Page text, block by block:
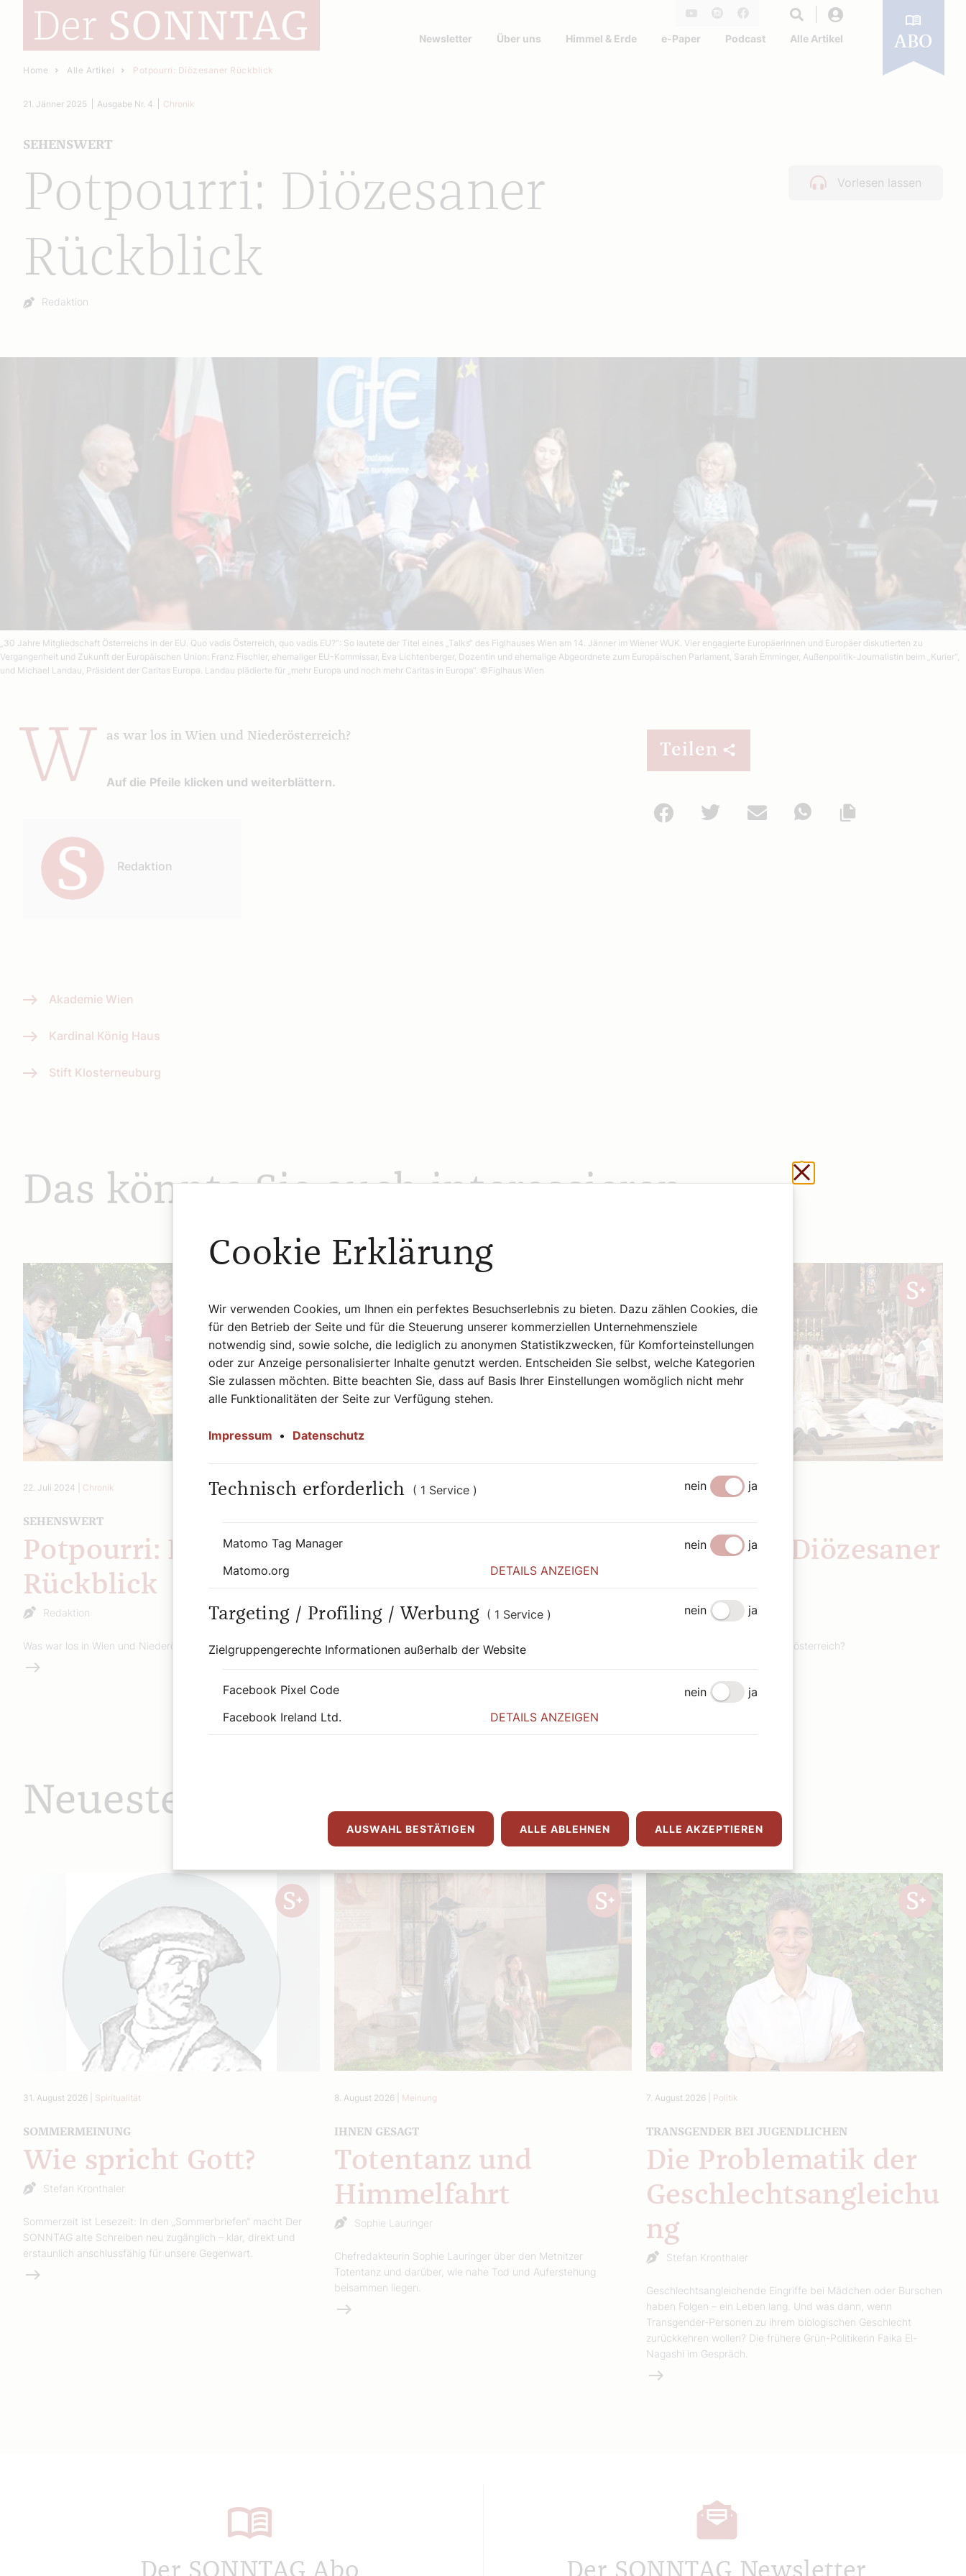
Facebook
Newsletter Über uns Himmel & Erde e-Paper Podcast Alle Artikel ABO
Home Alle Artikel Potpourri: Diözesaner Rückblick
Vorlesen lassen
Potpourri: Diözesaner
Rückblick
SEHENSWERT
21. Jänner 2025 Ausgabe Nr. 4 Chronik
Autor:
Redaktion
„30 Jahre Mitgliedschaft Österreichs in der EU. Quo vadis Österreich, quo vadis EU?“: So lautete der Titel eines „Talks“ des Figlhauses Wien am 14. Jänner im Wiener WUK. Vier engagierte Europäerinnen und Europäer diskutierten zu
Vergangenheit und Zukunft der Europäischen Union: Franz Fischler, ehemaliger EU-Kommissar, Eva Lichtenberger, Dozentin und ehemalige Abgeordnete zum Europäischen Parlament, Sarah Emminger, Außenpolitik-Journalistin beim „Kurier“,
und Michael Landau, Präsident der Caritas Europa. Landau plädierte für „mehr Europa und noch mehr Caritas in Europa“. ©Figlhaus Wien
W as war los in Wien und Niederösterreich?
Auf die Pfeile klicken und weiterblättern.
Redaktion
Akademie Wien
Kardinal König Haus
Stift Klosterneuburg
Teilen
Facebook
Twitter Mail
WhatsApp
Das könnte Sie auch interessieren
22. Juli 2024 Chronik
SEHENSWERT
Potpourri: Diözesaner
Rückblick
Redaktion
Was war los in Wien und Niederösterreich?
Weiterlesen
9. Juli 2024 |Chronik
SEHENSWERT
Potpourri: Diözesaner
Rückblick
Redaktion
Was war los in Wien und Niederösterreich?
Weiterlesen
25. Juni 2024 | Chronik
SEHENSWERT
Potpourri: Diözesaner
Rückblick
Redaktion
Was war los in Wien und Niederösterreich?
Weiterlesen
Neueste Beiträge
31. August 2026 Spiritualität
SOMMERMEINUNG
Wie spricht Gott?
Stefan Kronthaler
Sommerzeit ist Lesezeit: In den „Sommerbriefen“ macht Der
SONNTAG alte Schreiben neu zugänglich – klar, direkt und
erstaunlich anschlussfähig für unsere Gegenwart.
Weiterlesen
8. August 2026 Meinung
IHNEN GESAGT
Totentanz und
Himmelfahrt
Sophie Lauringer
Chefredakteurin Sophie Lauringer über den Metnitzer
Totentanz und darüber, wie nahe Tod und Auferstehung
beisammen liegen.
Weiterlesen
7. August 2026 Politik
TRANSGENDER BEI JUGENDLICHEN
Die Problematik der
Geschlechtsangleichu
ng
Stefan Kronthaler
Geschlechtsangleichende Eingriffe bei Mädchen oder Burschen
haben Folgen – ein Leben lang. Und was dann, wenn
Transgender-Personen zu ihrem biologischen Geschlecht
zurückkehren wollen? Die frühere Grün-Politikerin Faika El-
Nagashi im Gespräch.
Weiterlesen
Der SONNTAG Abo Der SONNTAG Newsletter
Schließen ohne zu
Cookie Erklärung
Wir verwenden Cookies, um Ihnen ein perfektes Besuchserlebnis zu bieten. Dazu zählen Cookies, die
für den Betrieb der Seite und für die Steuerung unserer kommerziellen Unternehmensziele
notwendig sind, sowie solche, die lediglich zu anonymen Statistikzwecken, für Komforteinstellungen
oder zur Anzeige personalisierter Inhalte genutzt werden. Entscheiden Sie selbst, welche Kategorien
Sie zulassen möchten. Bitte beachten Sie, dass auf Basis Ihrer Einstellungen womöglich nicht mehr
alle Funktionalitäten der Seite zur Verfügung stehen.
Impressum • Datenschutz
Technisch erforderlich ( 1 Service ) nein ja
Matomo Tag Manager nein
ja
Matomo.org
DETAILS ANZEIGEN
Targeting / Profiling / Werbung ( 1 Service )
Zielgruppengerechte Informationen außerhalb der Website
nein ja
Facebook Pixel Code nein
ja
Facebook Ireland Ltd.
DETAILS ANZEIGEN
AUSWAHL BESTÄTIGEN ALLE ABLEHNEN ALLE AKZEPTIEREN